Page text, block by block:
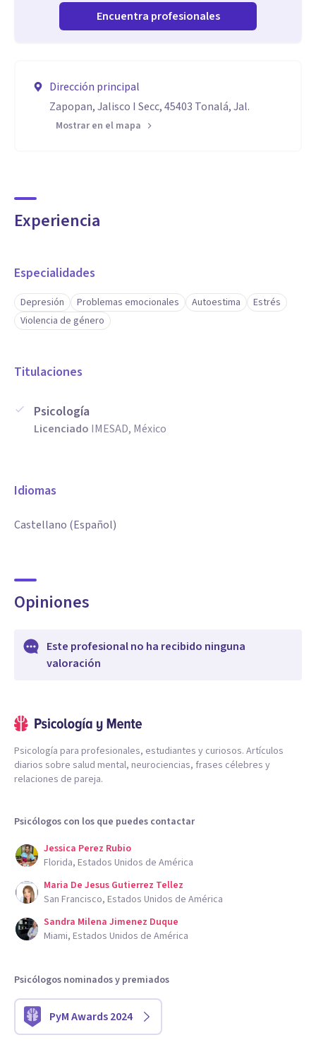
Encuentra profesionales
Dirección principal
Zapopan, Jalisco I Secc, 45403 Tonalá, Jal.
Mostrar en el mapa
Experiencia
Especialidades
Depresión Problemas emocionales Autoestima
Estrés
Violencia de género
Titulaciones
Psicología
Licenciado IMESAD, México
Idiomas
Castellano (Español)
Opiniones
Este profesional no ha recibido ninguna
valoración
Psicología para profesionales, estudiantes y curiosos. Artículos
diarios sobre salud mental, neurociencias, frases célebres y
relaciones de pareja.
Psicólogos con los que puedes contactar
Jessica Perez Rubio
Florida, Estados Unidos de América
Maria De Jesus Gutierrez Tellez
San Francisco, Estados Unidos de América
Sandra Milena Jimenez Duque
Miami, Estados Unidos de América
Psicólogos nominados y premiados
PyM Awards 2024